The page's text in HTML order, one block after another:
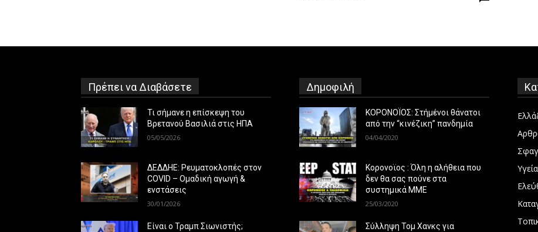
Πρέπει να Διαβάσετε
Τι σήμανε η επίσκεψη του
Βρετανού Βασιλιά στις ΗΠΑ
05/05/2026
ΔΕΔΔΗΕ: Ρευματοκλοπές στον
COVID – Ομαδική αγωγή &
ενστάσεις
30/01/2026
Είναι ο Τραμπ Σιωνιστής;
Δημοφιλή
ΚΟΡΟΝΟΪΟΣ: Στήμένοι θάνατοι
από την “κινέζικη” πανδημία
04/04/2020
Κορονοϊος : Όλη η αλήθεια που
δεν θα σας πούνε στα
συστημικά ΜΜΕ
25/03/2020
Σύλληψη Τομ Χανκς για
Υγεία